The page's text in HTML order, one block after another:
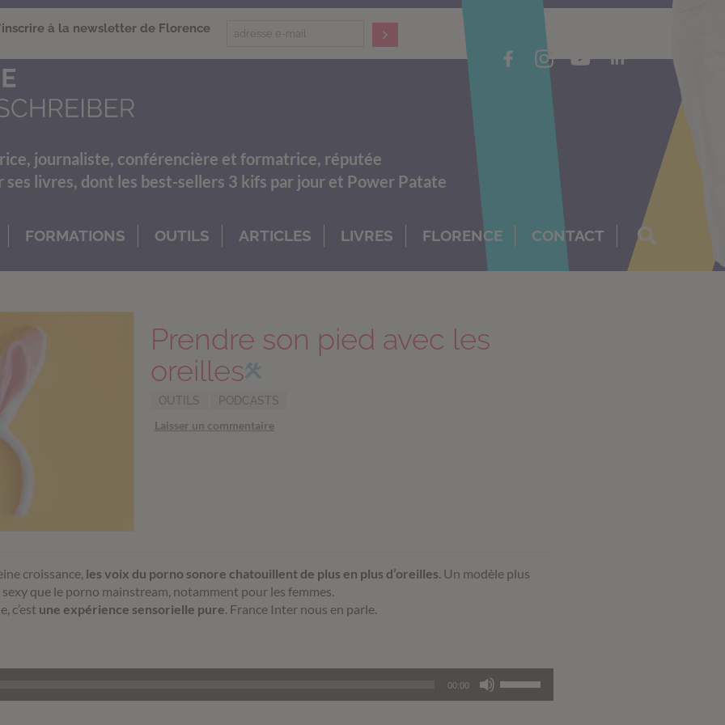
à la newsletter de Florence
journaliste, conférencière et formatrice, réputée
livres, dont les best-sellers 3 kifs par jour et Power Patate
FORMATIONS OUTILS ARTICLES LIVRES FLORENCE CONTACT
Prendre son pied avec les
oreilles
OUTILS PODCASTS
Laisser un commentaire
croissance, les voix du porno sonore chatouillent de plus en plus d’oreilles. Un modèle plus
que le porno mainstream, notamment pour les femmes.
c’est une expérience sensorielle pure. France Inter nous en parle.
00:00